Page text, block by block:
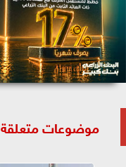
موضوعات متعلقة